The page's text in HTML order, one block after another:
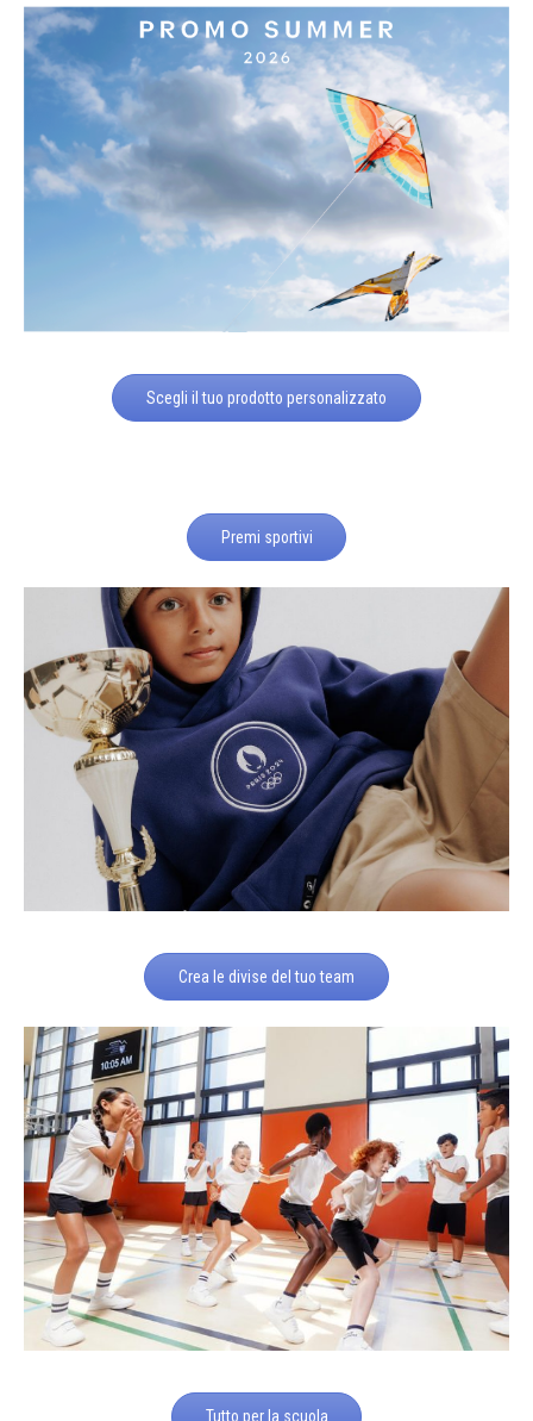
Scegli il tuo prodotto personalizzato
Premi sportivi
Crea le divise del tuo team
Tutto per la scuola